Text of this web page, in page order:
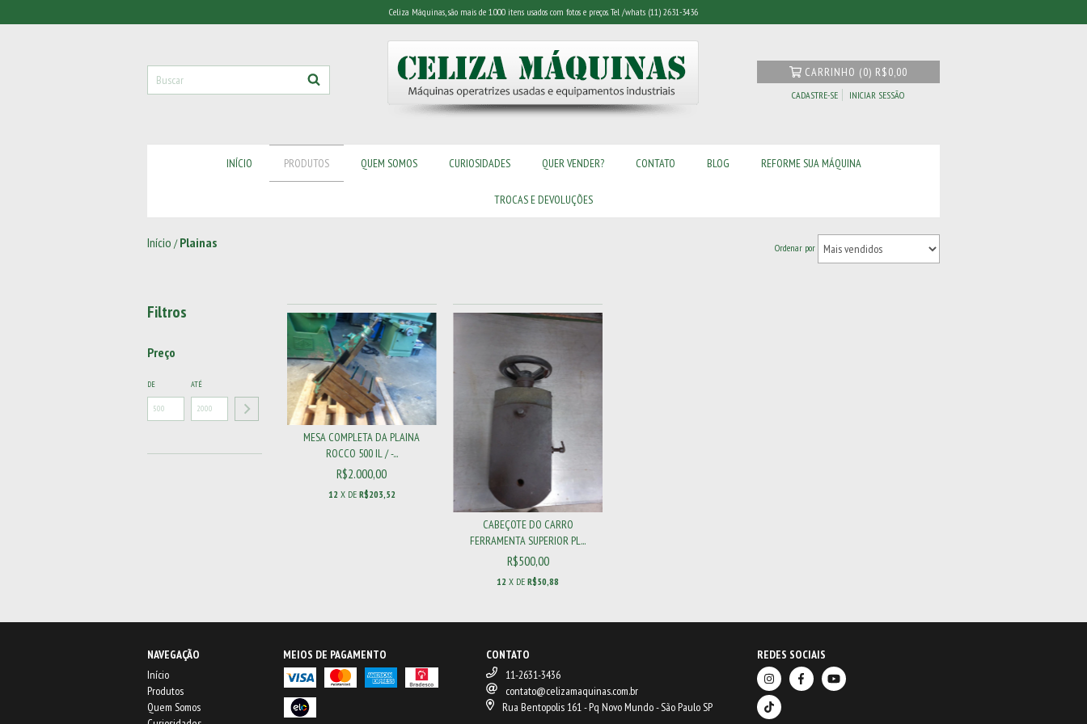
Celiza Máquinas, são mais de 1.000 itens usados com fotos e preços. Tel /whats (11) 2631-3436
CARRINHO (0) R$0,00
CADASTRE-SE INICIAR SESSÃO
INÍCIO PRODUTOS QUEM SOMOS CURIOSIDADES QUER VENDER? CONTATO BLOG REFORME SUA MÁQUINA
TROCAS E DEVOLUÇÕES
Início / Plainas Ordenar por
Filtros
Preço
DE ATÉ
MESA COMPLETA DA PLAINA
ROCCO 500 IL / -...
R$2.000,00
12 X DE R$203,52
CABEÇOTE DO CARRO
FERRAMENTA SUPERIOR PL...
R$500,00
12 X DER$50,88
NAVEGAÇÃO
Início
Produtos
Quem Somos
MEIOS DE PAGAMENTO
CONTATO
11-2631-3436
contato@celizamaquinas.com.br
Rua Bentopolis 161 - Pq Novo Mundo - São Paulo SP
REDES SOCIAIS